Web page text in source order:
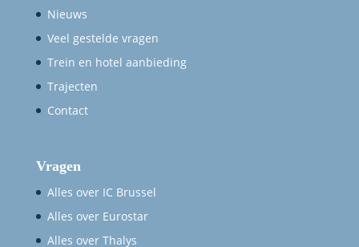
Nieuws
Veel gestelde vragen
Trein en hotel aanbieding
Trajecten
Contact
Vragen
Alles over IC Brussel
Alles over Eurostar
Alles over Thalys